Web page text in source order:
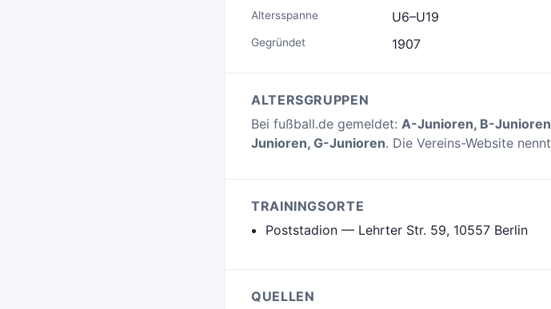
Altersspanne U6–U19
Gegründet 1907
ALTERSGRUPPEN
Bei fußball.de gemeldet: A-Junioren, B-
Junioren, G-Junioren. Die Vereins-Website
TRAININGSORTE
Poststadion — Lehrter Str. 59, 10557 Berlin
QUELLEN